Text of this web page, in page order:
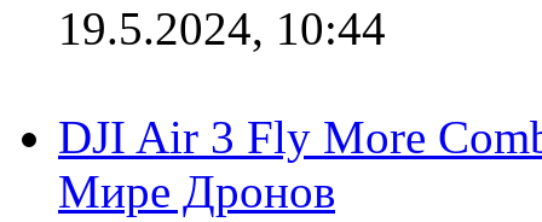
19.5.2024, 10:44
DJI Air 3 Fly More
Мире Дронов